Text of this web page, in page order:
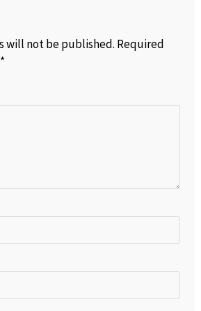
will not be published. Required
*